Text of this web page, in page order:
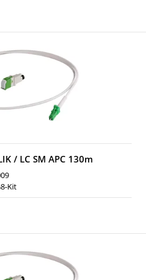
/ LC SM APC 130m
Kit